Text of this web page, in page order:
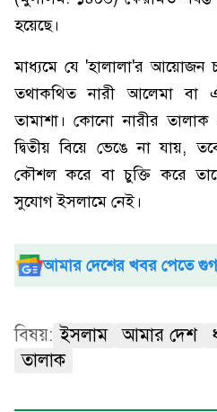
হয়েছে।
মাধ্যমে যে 'হালালা'র
তথাকথিত নারী আলেমা বা
তামাশা। কোনো নারীর
দ্বিতীয় বিয়ে ভেঙে না যায়,
কৌশল করে বা চুক্তি করে
সুযোগ ইসলামে নেই।
আমার দেশের খবর পেতে
বিষয়: ইসলাম আমার দেশ
তালাক